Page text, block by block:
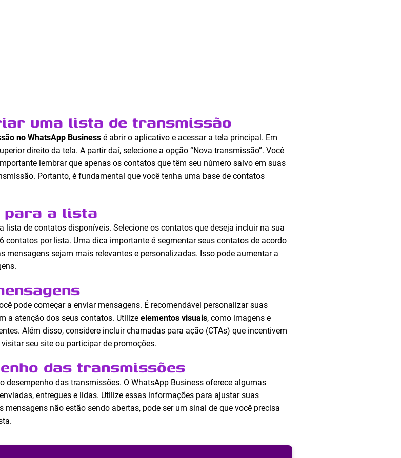
uma lista de transmissão
no WhatsApp Business é abrir o aplicativo e acessar a tela principal. Em
direito da tela. A partir daí, selecione a opção “Nova transmissão”. Você
lembrar que apenas os contatos que têm seu número salvo em suas
Portanto, é fundamental que você tenha uma base de contatos
para a lista
lista de contatos disponíveis. Selecione os contatos que deseja incluir na sua
contatos por lista. Uma dica importante é segmentar seus contatos de acordo
mensagens sejam mais relevantes e personalizadas. Isso pode aumentar a
pode começar a enviar mensagens. É recomendável personalizar suas
a atenção dos seus contatos. Utilize elementos visuais, como imagens e
Além disso, considere incluir chamadas para ação (CTAs) que incentivem
seu site ou participar de promoções.
das transmissões
desempenho das transmissões. O WhatsApp Business oferece algumas
entregues e lidas. Utilize essas informações para ajustar suas
não estão sendo abertas, pode ser um sinal de que você precisa